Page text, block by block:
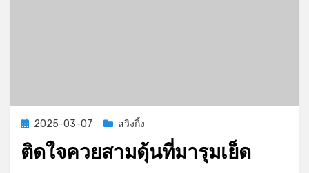
Posted
2025-03-07 สวิงกิ้ง
ติดใจควยสามดุ้นที่มารุมเย็ด